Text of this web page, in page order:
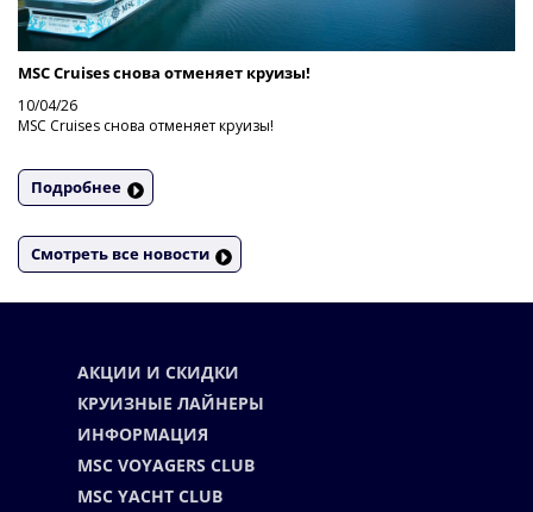
MSC Cruises снова отменяет круизы!
10/04/26
MSC Cruises снова отменяет круизы!
Подробнее
Смотреть все новости
АКЦИИ И СКИДКИ
КРУИЗНЫЕ ЛАЙНЕРЫ
ИНФОРМАЦИЯ
MSC VOYAGERS CLUB
MSC YACHT CLUB